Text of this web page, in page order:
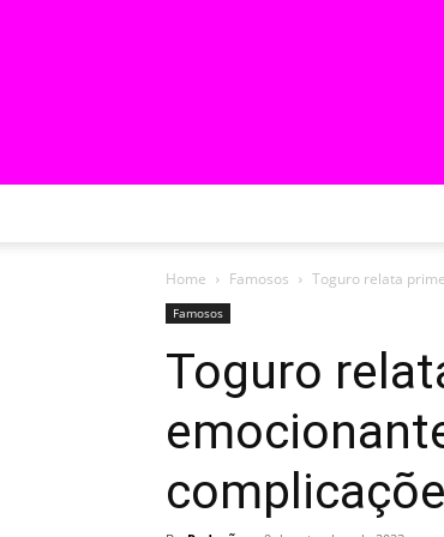
Home Famosos Toguro relata
Famosos
Toguro